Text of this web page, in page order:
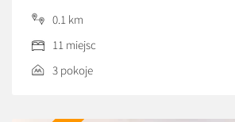
sąsiedztwo Studia Masażu Bodhi –
na relaksujące masaże lub saunowanie.
od Bodhi Studio znajduje się
Przystocze” – gdzie serwowane są
0.1 km
11 miejsc
3 pokoje